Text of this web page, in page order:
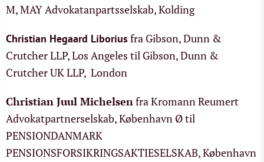
M, MAY Advokatanpartsselskab, Kolding
Christian Hegaard Liborius fra Gibson, Dunn &
Crutcher LLP, Los Angeles til Gibson, Dunn &
Crutcher UK LLP, London
Christian Juul Michelsenfra Kromann Reumert
Advokatpartnerselskab, København Ø til
PENSIONDANMARK
PENSIONSFORSIKRINGSAKTIESELSKAB, København